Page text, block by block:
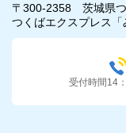
〒300-2358 茨城県
つくばエクスプレス「
受付時間14